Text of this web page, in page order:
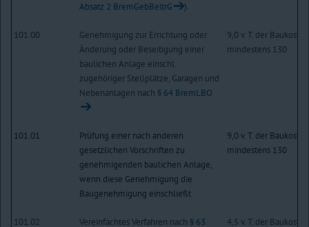
Absatz 2 BremGebBeitrG
).
101.00
Genehmigung zur Errichtung oder
Änderung oder Beseitigung einer
baulichen Anlage einschl.
zugehöriger Stellplätze, Garagen und
Nebenanlagen nach § 64 BremLBO
9,0 v. T. der Baukosten
mindestens 130
101.01
Prüfung einer nach anderen
gesetzlichen Vorschriften zu
genehmigenden baulichen Anlage,
wenn diese Genehmigung die
Baugenehmigung einschließt
9,0 v. T. der Baukosten
mindestens 130
101.02 Vereinfachtes Verfahren nach § 63 4,5 v. T. der Baukosten